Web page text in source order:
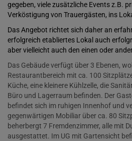
gegeben, viele zusätzliche Events z.B.
Verköstigung von Trauergästen, ins
Das Angebot richtet sich daher an
erfolgreich etabliertes Lokal auch
aber vielleicht auch den einen oder
Das Gebäude verfügt über 3 Ebenen,
Restaurantbereich mit ca. 100
Küche, eine kleinere Kühlzelle, die
Büro und Lagerraum befinden. Der
befindet sich im ruhigen Innenhof und
gegenwärtigen Mobiliar über ca. 80
beherbergt 7 Fremdenzimmer, alle mit
ausgestattet. Im UG mit Gartensicht